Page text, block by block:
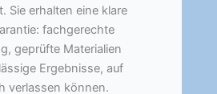
Sie erhalten eine klare
fachgerechte
geprüfte Materialien
Ergebnisse, auf
verlassen können.